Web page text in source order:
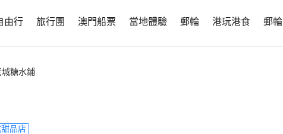
由行 旅行團 澳門船票 當地體驗 郵輪 港玩港食 郵輪
城糖水鋪
品店